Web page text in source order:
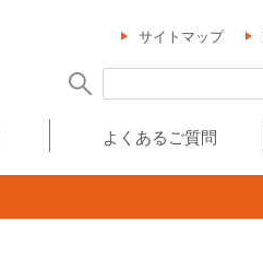
サイトマップ
よくあるご質問